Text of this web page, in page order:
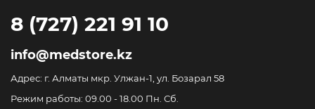
8 (727) 221 91 10
info@medstore.kz
Адрес: г. Алматы мкр. Улжан-1, ул. Бозарал 58
Режим работы: 09.00 - 18.00 Пн. Сб.